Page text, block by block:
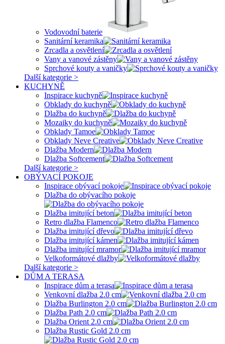
Vodovodní baterie
Sanitární keramika
Zrcadla a osvětlení
Vany a vanové zástěny
Sprchové kouty a vaničky
Další kategorie >
KUCHYNĚ
Inspirace kuchyně
Obklady do kuchyně
Dlažba do kuchyně
Mozaiky do kuchyně
Obklady Tamoe
Obklady Neve Creative
Dlažba Modern
Dlažba Softcement
Další kategorie >
OBÝVACÍ POKOJE
Inspirace obývací pokoje
Dlažba do obývacího pokoje
Dlažba imitující beton
Retro dlažba Flamenco
Dlažba imitující dřevo
Dlažba imitující kámen
Dlažba imitující mramor
Velkoformátové dlažby
Další kategorie >
DŮM A TERASA
Inspirace dům a terasa
Venkovní dlažba 2.0 cm
Dlažba Burlington 2.0 cm
Dlažba Path 2.0 cm
Dlažba Orient 2.0 cm
Dlažba Rustic Gold 2.0 cm